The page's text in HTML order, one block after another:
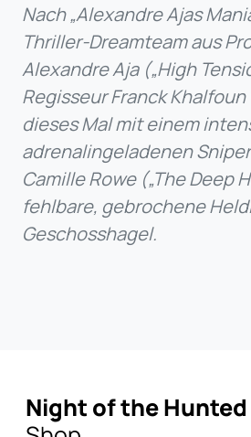
Nach „Alexandre Ajas
Thriller-Dreamteam aus
Alexandre Aja („High
Regisseur Franck
dieses Mal mit einem
adrenalingeladenen
Camille Rowe („The Deep
fehlbare, gebrochene
Geschosshagel.
Night of the Hunted